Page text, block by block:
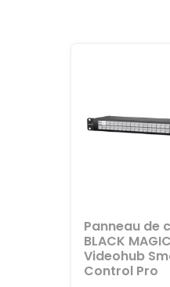
Panneau de
BLACK MAGIC
Videohub
Control Pro